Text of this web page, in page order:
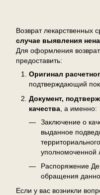
Возврат лекарственных
случае выявления
Для оформления
предоставить:
Оригинал
подтверждающий
Документ,
качества , а именно:
Заключение о
выданное
уполномоченной
Распоряжение
обращения
Если у вас возникли